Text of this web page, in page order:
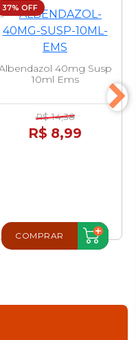
37% OFF
40mg Susp
10ml Ems
R$ 14,38
R$ 8,99
COMPRAR